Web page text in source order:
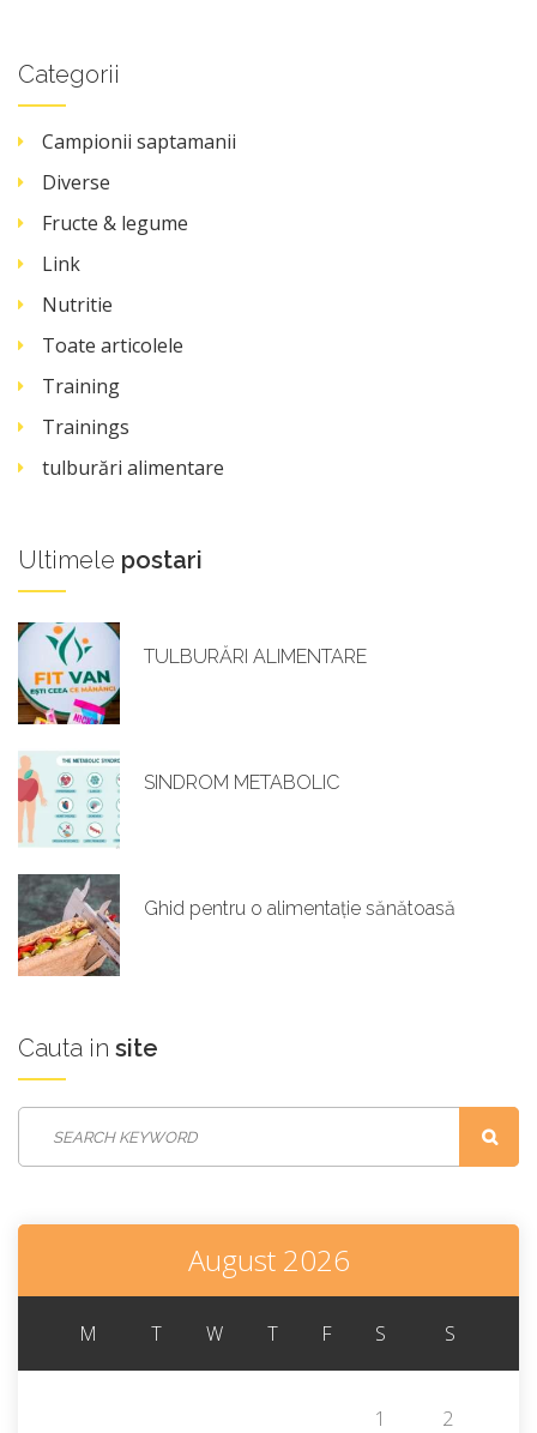
Categorii
Campionii saptamanii
Diverse
Fructe & legume
Link
Nutritie
Toate articolele
Training
Trainings
tulburări alimentare
Ultimele postari
TULBURĂRI ALIMENTARE
SINDROM METABOLIC
Ghid pentru o alimentație sănătoasă
Cauta in site
August 2026
M T W T F S S
1
2